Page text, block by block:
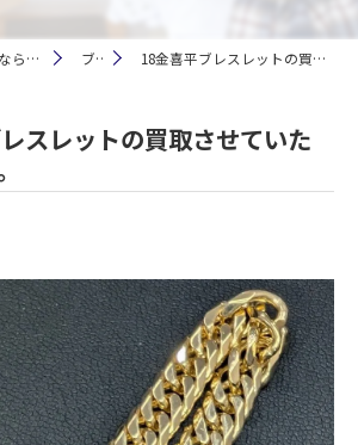
広島県福山の買取なら買取大吉 福山多治米店 ブログ 18金喜平ブレスレットの買取させていただきました。
スレットの買取させていた